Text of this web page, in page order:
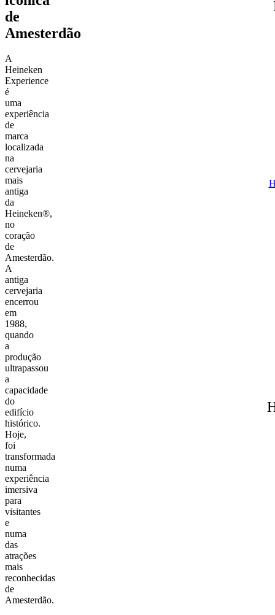
de
Amesterdão
A
Heineken
Experience
é
uma
experiência
de
marca
localizada
na
cervejaria
mais
antiga
da
Heineken®,
no
coração
de
Amesterdão.
A
antiga
cervejaria
encerrou
em
1988,
quando
a
produção
ultrapassou
a
capacidade
do
edifício
histórico.
Hoje,
foi
transformada
numa
experiência
imersiva
para
visitantes
e
numa
das
atrações
mais
reconhecidas
de
Amesterdão.